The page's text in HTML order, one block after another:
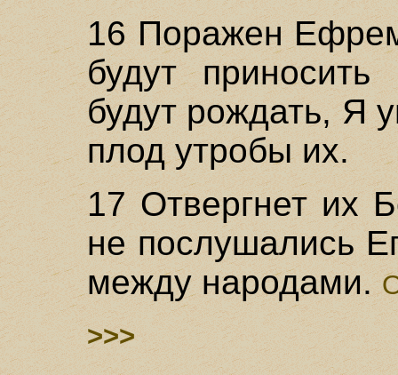
16 Поражен
будут
будут рождать, Я
плод утробы их.
17 Отвергнет их
не послушались
между народами.
>>>